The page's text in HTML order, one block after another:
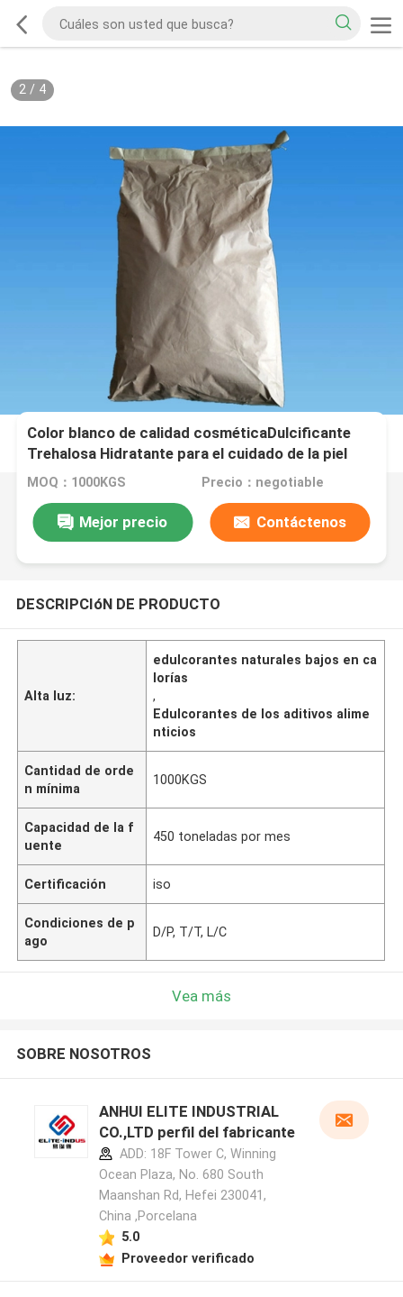
2/ 4
Color blanco de calidad cosméticaDulcificante
Trehalosa Hidratante para el cuidado de la piel
MOQ：1000KGS Precio：negotiable
Mejor precio Contáctenos
DESCRIPCIóN DE PRODUCTO
Alta luz:
edulcorantes naturales bajos en ca
lorías
,
Edulcorantes de los aditivos alime
nticios
Cantidad de orde
n mínima
1000KGS
Capacidad de la f
uente
450 toneladas por mes
Certificación iso
Condiciones de p
ago
D/P, T/T, L/C
Vea más
SOBRE NOSOTROS
ANHUI ELITE INDUSTRIAL
CO.,LTD perfil del fabricante
ADD: 18F Tower C, Winning
Ocean Plaza, No. 680 South
Maanshan Rd, Hefei 230041,
China ,Porcelana
5.0
Proveedor verificado